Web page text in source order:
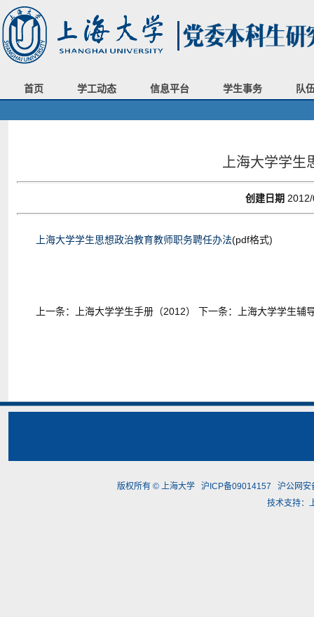
首页 学工动态 信息平台 学生事务 队
上海大学学
创建日期
上海大学学生思想政治教育教师职务聘任办法(pdf格式)
上一条： 上海大学学生手册（2012） 下一条： 上海大学学生辅
版权所有 © 上海大学 沪ICP备09014157
沪公网
技术支持：